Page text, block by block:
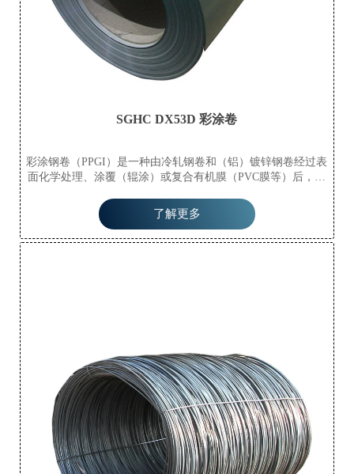
SGHC DX53D 彩涂卷
彩涂钢卷（PPGI）是一种由冷轧钢卷和（铝）镀锌钢卷经过表
面化学处理、涂覆（辊涂）或复合有机膜（PVC膜等）后，再
卷材形式生产，因此也称为预涂钢卷。它不仅具有钢材的高机
械强度和易成型的特性，还具有涂层材料的良好装饰性和耐腐
蚀性。
了解更多